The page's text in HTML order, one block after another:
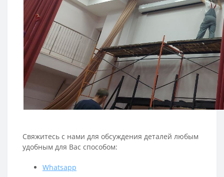
Свяжитесь с нами для обсуждения деталей любым
удобным для Вас способом:
Whatsapp